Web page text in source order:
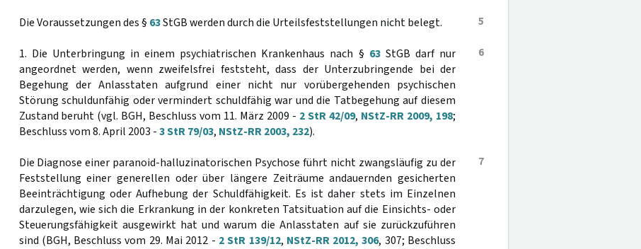
5
Die Voraussetzungen des § 63StGB werden durch die Urteilsfeststellungen nicht belegt.
6
1. Die Unterbringung in einem psychiatrischen Krankenhaus nach § 63StGB darf nur
angeordnet werden, wenn zweifelsfrei feststeht, dass der Unterzubringende bei der
Begehung der Anlasstaten aufgrund einer nicht nur vorübergehenden psychischen
Störung schuldunfähig oder vermindert schuldfähig war und die Tatbegehung auf diesem
Zustand beruht (vgl. BGH, Beschluss vom 11. März 2009 - 2 StR 42/09, NStZ-RR 2009, 198;
Beschluss vom 8. April 2003 -3 StR 79/03, NStZ-RR 2003, 232).
7
Die Diagnose einer paranoid-halluzinatorischen Psychose führt nicht zwangsläufig zu der
Feststellung einer generellen oder über längere Zeiträume andauernden gesicherten
Beeinträchtigung oder Aufhebung der Schuldfähigkeit. Es ist daher stets im Einzelnen
darzulegen, wie sich die Erkrankung in der konkreten Tatsituation auf die Einsichts- oder
Steuerungsfähigkeit ausgewirkt hat und warum die Anlasstaten auf sie zurückzuführen
sind (BGH, Beschluss vom 29. Mai 2012 - 2 StR 139/12, NStZ-RR 2012, 306, 307; Beschluss